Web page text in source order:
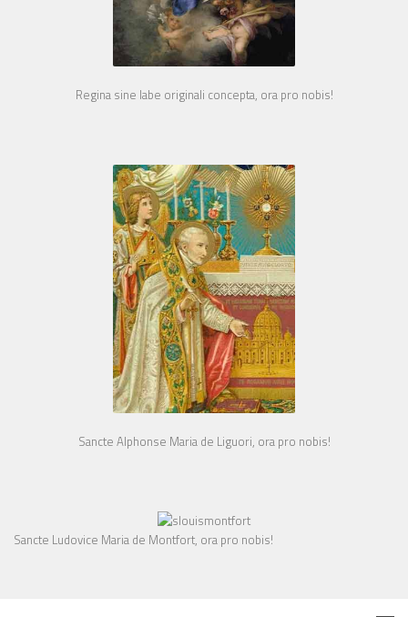
Regina sine labe originali concepta, ora pro nobis!
Sancte Alphonse Maria de Liguori, ora pro nobis!
Sancte Ludovice Maria de Montfort, ora pro nobis!